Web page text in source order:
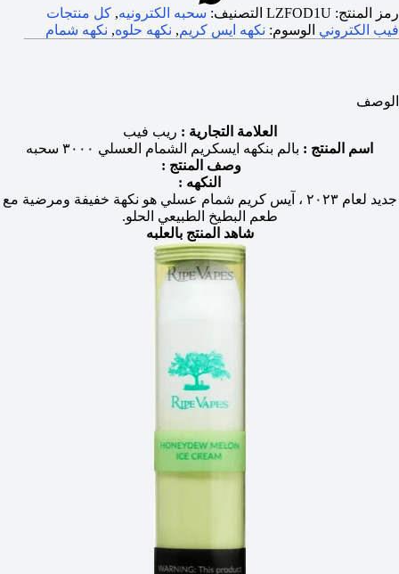
رمز المنتج: LZFOD1U التصنيف: سحبه الكترونيه, كل منتجات
فيب الكتروني الوسوم: نكهه ايس كريم, نكهه حلوه, نكهه شمام
الوصف
العلامة التجارية : ريب فيب
اسم المنتج : بالم بنكهه ايسكريم الشمام العسلي ٣٠٠٠ سحبه
وصف المنتج :
النكهه :
جديد لعام ٢٠٢٣ ، آيس كريم شمام عسلي هو نكهة خفيفة ومرضية مع
طعم البطيخ الطبيعي الحلو.
شاهد المنتج بالعلبه